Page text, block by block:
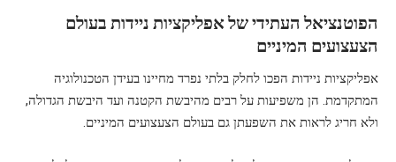
הפוטנציאל העתידי של אפליקציות ניידות בעולם
הצעצועים המיניים
אפליקציות ניידות הפכו לחלק בלתי נפרד מחיינו בעידן הטכנולוגיה
המתקדמת. הן משפיעות על רבים מהיבשת הקטנה ועד היבשת הגדולה,
ולא חריג לראות את השפעתן גם בעולם הצעצועים המיניים.